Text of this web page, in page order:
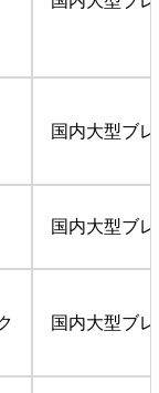
国内大型ブ
国内大型ブ
国内大型ブ